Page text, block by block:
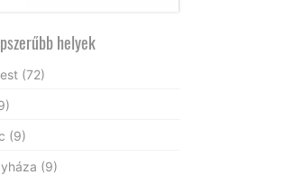
helyek
(72)
(9)
(9)